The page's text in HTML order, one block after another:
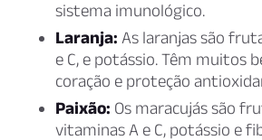
sistema imunológico.
Laranja: As laranjas são
e C, e potássio. Têm muitos
coração e proteção
Paixão: Os maracujás são
vitaminas A e C, potássio e